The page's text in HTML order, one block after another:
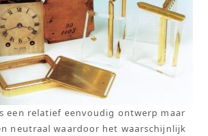
een relatief eenvoudig ontwerp maar
neutraal waardoor het waarschijnlijk